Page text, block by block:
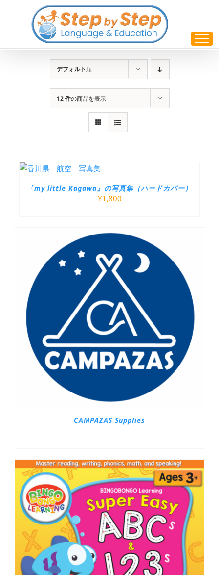
デフォルト順
12 件の商品を表示
「my little Kagawa』の写真集（ハードカバー）
¥1,800
CAMPAZAS Supplies